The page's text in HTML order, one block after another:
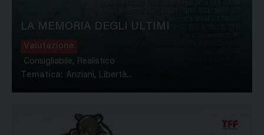
LA MEMORIA DEGLI ULTIMI
Valutazione
Consigliabile, Realistico
Tematica: Anziani, Libertà...